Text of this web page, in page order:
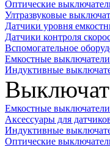
Оптические
Ултразвуковые
Датчики уровня
Датчики контроля
Вспомогательное
Емкостные выключатели
Индуктивные
Емкостные
Аксессуары для
Индуктивные
Оптические